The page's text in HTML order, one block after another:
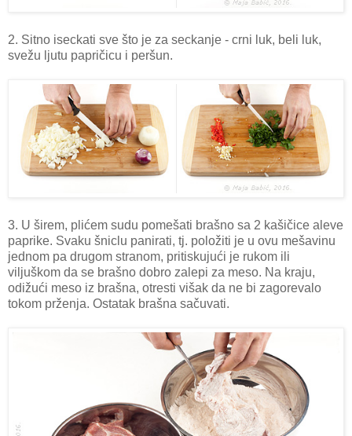
2. Sitno iseckati sve što je za seckanje - crni luk, beli luk,
svežu ljutu papričicu i peršun.
3. U širem, plićem sudu pomešati brašno sa 2 kašičice aleve
paprike. Svaku šniclu panirati, tj. položiti je u ovu mešavinu
jednom pa drugom stranom, pritiskujući je rukom ili
viljuškom da se brašno dobro zalepi za meso. Na kraju,
odižući meso iz brašna, otresti višak da ne bi zagorevalo
tokom prženja. Ostatak brašna sačuvati.